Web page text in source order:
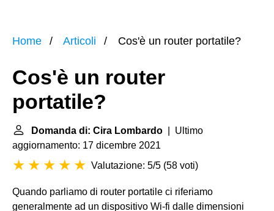
Home Articoli Cos'è un router portatile?
Cos'è un router
portatile?
Domanda di: Cira Lombardo | Ultimo
aggiornamento: 17 dicembre 2021
Valutazione: 5/5 (58 voti)
Quando parliamo di router portatile ci riferiamo
generalmente ad un dispositivo Wi-fi dalle dimensioni